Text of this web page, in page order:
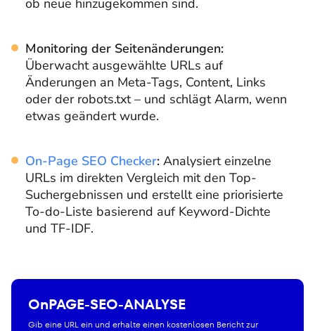
Monitoring der Seitenänderungen:
Überwacht ausgewählte URLs auf
Änderungen an Meta-Tags, Content, Links
oder der robots.txt – und schlägt Alarm, wenn
etwas geändert wurde.
On-Page SEO Checker: Analysiert einzelne
URLs im direkten Vergleich mit den Top-
Suchergebnissen und erstellt eine priorisierte
To-do-Liste basierend auf Keyword-Dichte
und TF-IDF.
OnPAGE-SEO-ANALYSE
Gib eine URL ein und erhalte einen kostenlosen Bericht zur